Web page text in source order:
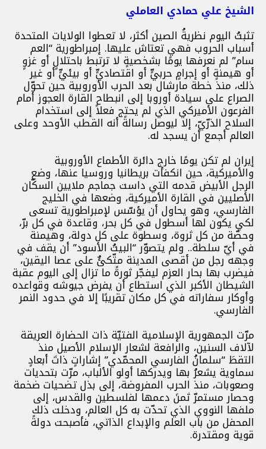
الشيخ علي حمادي العاملي
تثبتُ اليوم نظريةُ الصين أكثر، لا تعطوا الولايات المتحدة
أسباب الحروب فهي تعتاش عليها. إمبراطورية “العم
سام” لم نعرفها يومًا بشخصيةٍ لا ترتبط باحتلالٍ أو غزوٍ
أو هيمنةٍ أو إجرامٍ حربيٍّ أو اقتصاديٍّ أو بيئيٍّ أو غير
ذلك، منذ خطة مارشال بعد الحرب الأوروبية حين تحوّل
الصراع على سيادة أوروبا إلى انبطاح القارة العجوز أمام
الفرعون الأميركي الذي لم يحتج فعلاً إلى استخدام
السلاح الذرّيّ، إلا ليوصل رسالةً أنه القطب الأوحد وعلى
العالم أجمع أن يسجد له.
إيران لم تكن يومًا خارج دائرة الأطماع الأوروبية
والأميركية، حين انكفأت بريطانيا وروسيا عنها، وضع
الرجل الأبيض قدمه التي داست جماجم ملايين السكّان
الأصليين في القارة الأميركية، وضعها في الخليج
الفارسي، وهو يحاول أن يؤسّس لإمبراطورية تسعى
لكي يكون لها أسطول في كل بحر، وقاعدة في كل برّ،
وحصّة من كل ثروة، وسطوة على كل دولة، وهيمنة
في أيّ سلطة.. ولم يتصوّر “البيتُ الأسود” أن يقف في
وجهه رجل من أقصى المدينة متّكئٌ على عصا اليقين،
فيضرب بها بحار العزم ليفجّر ثورةً ما تزال إلى اليوم عقبة
الشيطان الأكبر الذي استطاع أن يفرض جيوشه وقواعده
وأوكار سفاراته في كل مكان تقريبًا إلا في حدود النمر
الفارسي.
مرّت الجمهورية الإسلامية الفتيّة ذات الحضارة العريقة
لآلاف السنين، والرافعة لشعار الإسلام الأصيل منذ
التقطَ “سلمانُ الفارسي المحمّدي” إشاراتٍ ذاتَ أبعادٍ
سماوية يشعرُ بها ويدركها أولو الألباب، مرّت بتحديات
وصعوبات، منذ الحرب المفروضة، إلى بذل تضحيات ضخمة
وحصار مستمرّ ثمنَ دعمها لفلسطين والقدس، إلى
ملفها النووي الذي تحدّت به كل العالم، ودخلت ذلك
المحفل من باب العلم والإبداع الذاتي، فأصبحت دولةً
قوية ومقتدرة.